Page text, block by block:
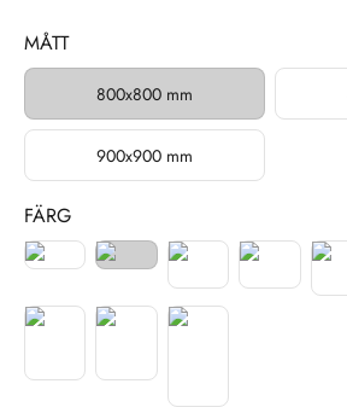
dörrarna kan svängas både inåt och utåt
försluter vid stängning. Corny Design finns
Briljant glasbehandling ingår.
rengöringen av dina duschglas genom
stannar kvar på glaset efter avslutad dusch.
beslag och stora glasytor skapar ett intryck
trivas i.
MÅTT
800x800 mm
900x900 mm
FÄRG